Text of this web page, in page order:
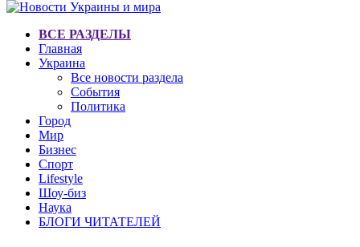
ВСЕ РАЗДЕЛЫ
Главная
Украина
Все новости раздела
События
Политика
Город
Мир
Бизнес
Спорт
Lifestyle
Шоу-биз
Наука
БЛОГИ ЧИТАТЕЛЕЙ